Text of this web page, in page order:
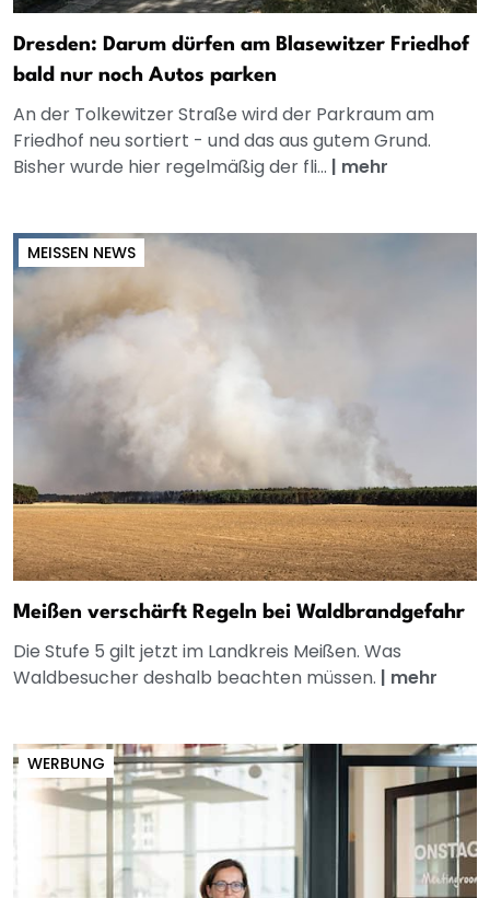
Dresden: Darum dürfen am Blasewitzer Friedhof
bald nur noch Autos parken
An der Tolkewitzer Straße wird der Parkraum am
Friedhof neu sortiert - und das aus gutem Grund.
Bisher wurde hier regelmäßig der fli... | mehr
MEISSEN NEWS
Meißen verschärft Regeln bei Waldbrandgefahr
Die Stufe 5 gilt jetzt im Landkreis Meißen. Was
Waldbesucher deshalb beachten müssen. | mehr
WERBUNG